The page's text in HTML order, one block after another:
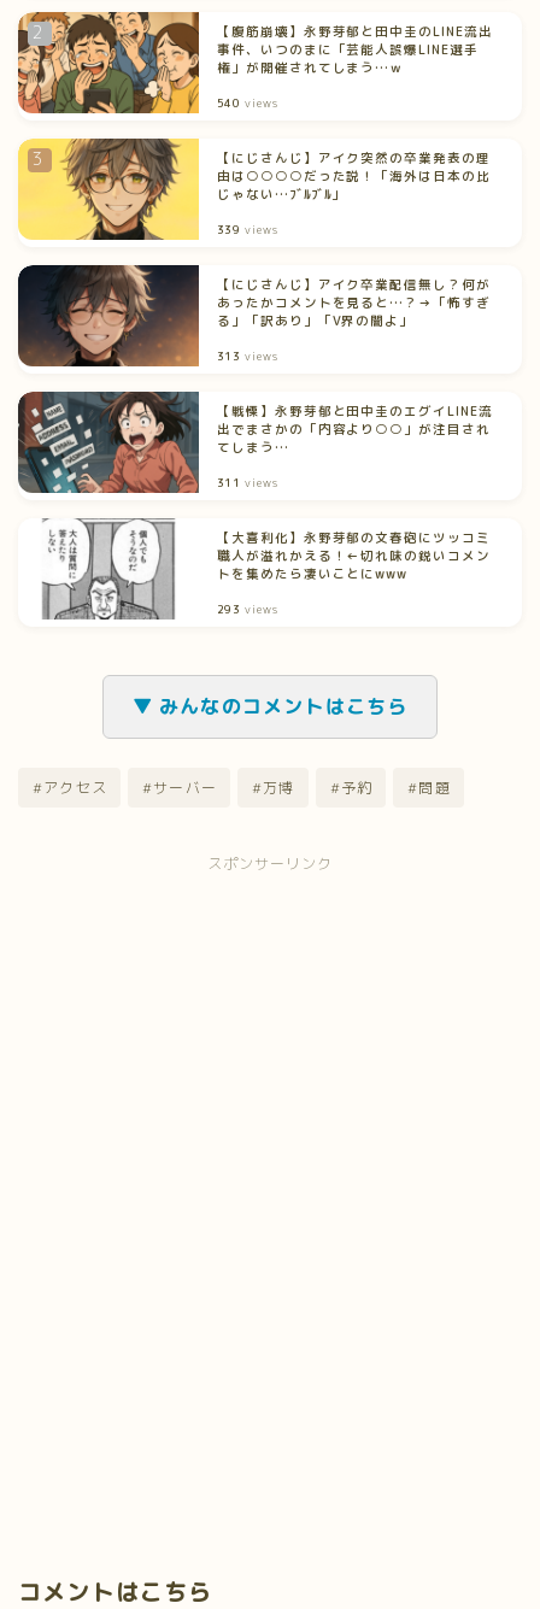
【腹筋崩壊】永野芽郁と田中圭のLINE流出
事件、いつのまに「芸能人誤爆LINE選手
権」が開催されてしまう…ｗ
540 views
【にじさんじ】アイク突然の卒業発表の理
由は○○○○だった説！「海外は日本の比
じゃない…ﾌﾞﾙﾌﾞﾙ」
339 views
【にじさんじ】アイク卒業配信無し？何が
あったかコメントを見ると…？→「怖すぎ
る」「訳あり」「V界の闇よ」
313 views
【戦慄】永野芽郁と田中圭のエグイLINE流
出でまさかの「内容より○○」が注目され
てしまう…
311 views
【大喜利化】永野芽郁の文春砲にツッコミ
職人が溢れかえる！←切れ味の鋭いコメン
トを集めたら凄いことにwww
293 views
▼ みんなのコメントはこちら
#アクセス #サーバー #万博 #予約 #問題
スポンサーリンク
コメントはこちら